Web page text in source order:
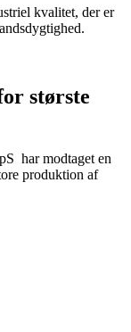
kvalitet, der er
største
har modtaget en
produktion af